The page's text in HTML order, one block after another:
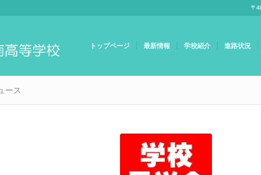
〒
トップページ 最新情報 学校紹介 進路状況
ース